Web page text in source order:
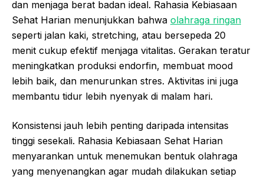
dan menjaga berat badan ideal. Rahasia Kebiasaan
Sehat Harian menunjukkan bahwa olahraga ringan
seperti jalan kaki, stretching, atau bersepeda 20
menit cukup efektif menjaga vitalitas. Gerakan teratur
meningkatkan produksi endorfin, membuat mood
lebih baik, dan menurunkan stres. Aktivitas ini juga
membantu tidur lebih nyenyak di malam hari.
Konsistensi jauh lebih penting daripada intensitas
tinggi sesekali. Rahasia Kebiasaan Sehat Harian
menyarankan untuk menemukan bentuk olahraga
yang menyenangkan agar mudah dilakukan setiap